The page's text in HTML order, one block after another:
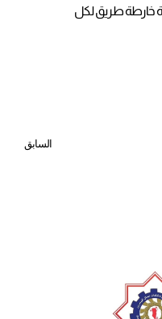
خارطة طريق لكل
السابق